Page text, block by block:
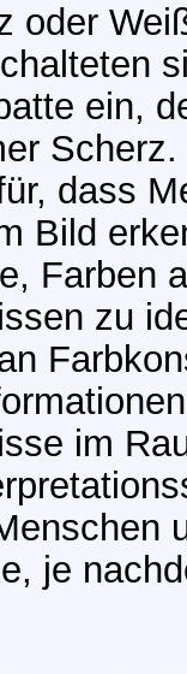
oder
ein,
dass
Bild
Farben
zu
im
je